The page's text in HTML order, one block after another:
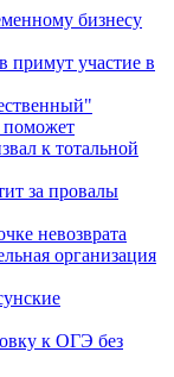
бизнесу
примут участие в
поможет
к тотальной
за провалы
невозврата
организация
к ОГЭ без